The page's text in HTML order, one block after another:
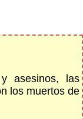
asesinos, las
los muertos de